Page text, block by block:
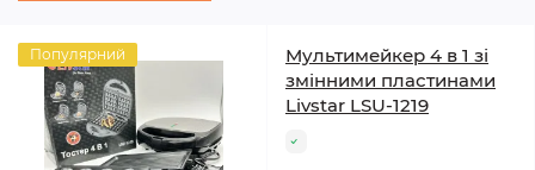
Популярний
Мультимейкер 4 в 1 зі
змінними пластинами
Livstar LSU-1219